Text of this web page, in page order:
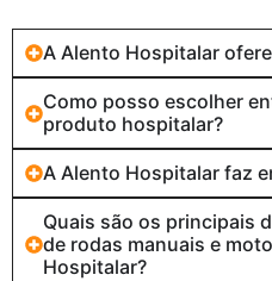
A Alento Hospitalar
Como posso escolher
produto hospitalar?
A Alento Hospitalar faz
Quais são os principais
de rodas manuais e
Hospitalar?